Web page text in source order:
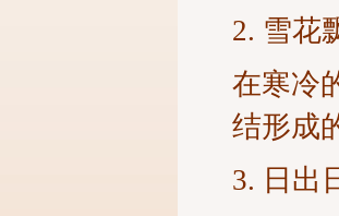
2. 雪花
在寒冷
结形成
3. 日出